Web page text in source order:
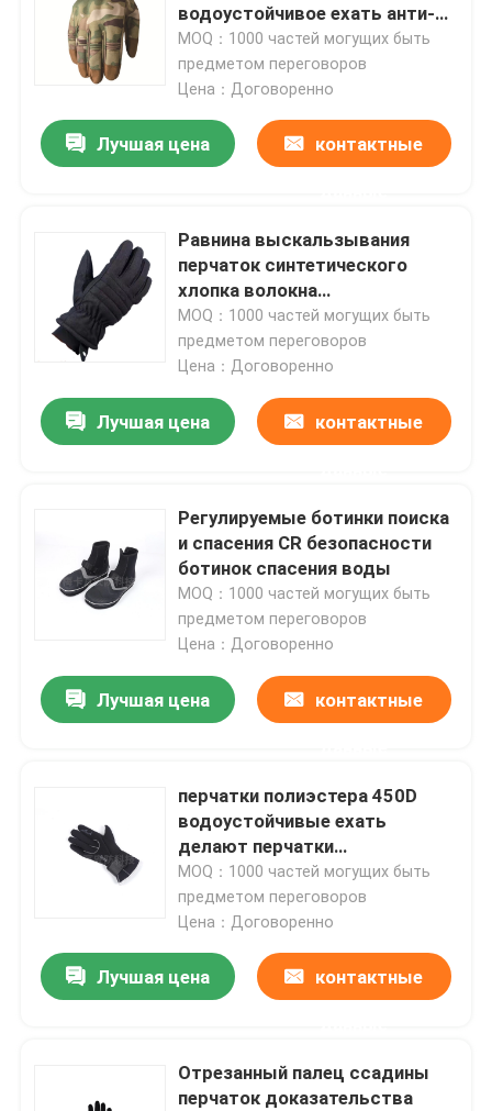
водоустойчивое ехать анти-
износоустойчивое
MOQ：1000 частей могущих быть
предметом переговоров
Цена：Договоренно
Лучшая цена контактные
Равнина выскальзывания
перчаток синтетического
хлопка волокна
водоустойчивая ехать анти-
покрасила
MOQ：1000 частей могущих быть
предметом переговоров
Цена：Договоренно
Лучшая цена контактные
Регулируемые ботинки поиска
и спасения CR безопасности
ботинок спасения воды
MOQ：1000 частей могущих быть
предметом переговоров
Цена：Договоренно
Лучшая цена контактные
перчатки полиэстера 450D
водоустойчивые ехать
делают перчатки
водостойким спасения воды
MOQ：1000 частей могущих быть
предметом переговоров
Цена：Договоренно
Лучшая цена контактные
Отрезанный палец ссадины
перчаток доказательства